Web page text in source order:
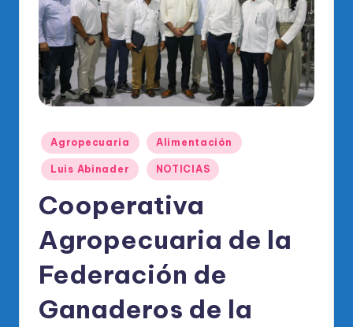
di
o
O
ci
al
el
R
M
Publicado
en
Agropecuaria Alimentación
Luis Abinader NOTICIAS
Cooperativa
Agropecuaria de la
Federación de
Ganaderos de la